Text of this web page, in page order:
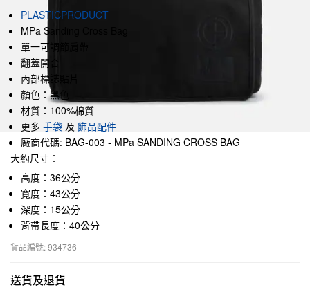
PLASTICPRODUCT
MPa Sanding Cross Bag
單一可調節肩帶
翻蓋開合
內部標誌貼片
顏色：黑色
材質：100%棉質
更多 手袋 及 飾品配件
廠商代碼: BAG-003 - MPa SANDING CROSS BAG
大約尺寸：
高度：36公分
寬度：43公分
深度：15公分
背帶長度：40公分
貨品編號: 934736
送貨及退貨